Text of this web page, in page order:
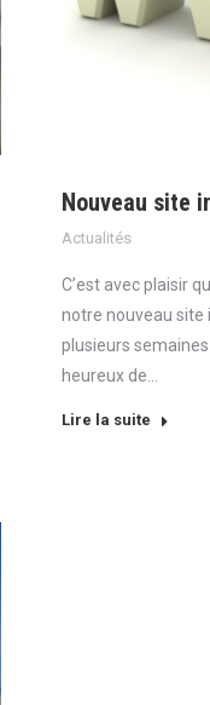
Nouveau site
Actualités
C’est avec plaisir
notre nouveau
plusieurs
heureux de…
Lire la suite